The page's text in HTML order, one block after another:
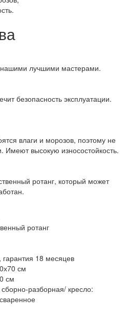
лучшими мастерами.
безопасность эксплуатации.
влаги и морозов, поэтому не
Имеют высокую износостойкость.
ротанг, который может
ротанг
гарантия 18 месяцев
см
см
сборно-разборная/ кресло: